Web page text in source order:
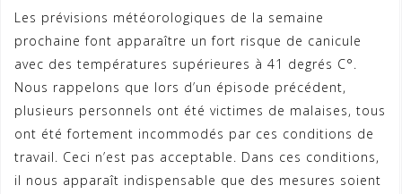
Les prévisions météorologiques de la semaine
prochaine font apparaître un fort risque de canicule
avec des températures supérieures à 41 degrés C°.
Nous rappelons que lors d’un épisode précédent,
plusieurs personnels ont été victimes de malaises, tous
ont été fortement incommodés par ces conditions de
travail. Ceci n’est pas acceptable. Dans ces conditions,
il nous apparaît indispensable que des mesures soient